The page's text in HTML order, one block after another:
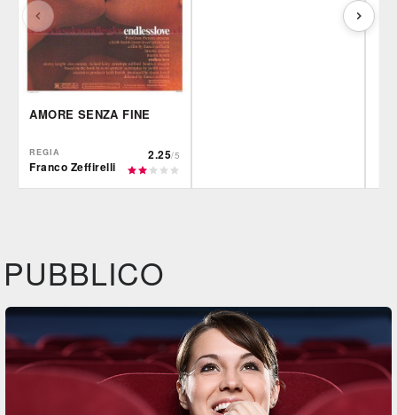
AMORE SENZA FINE
REGIA
Franco Zeffirelli
2.25/5
PUBBLICO